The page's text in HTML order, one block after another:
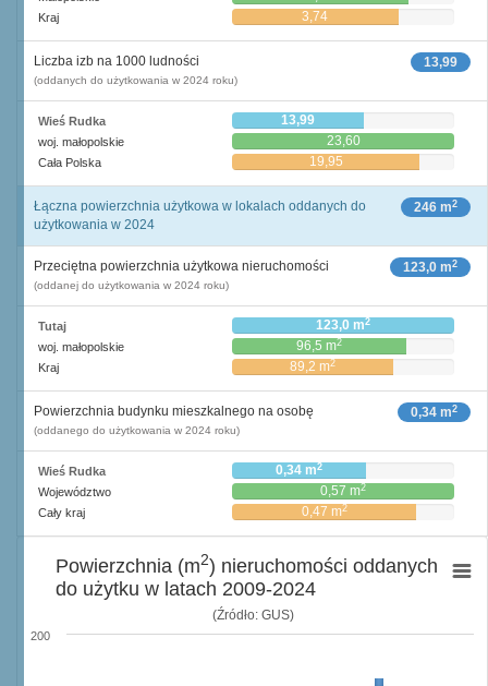
Kraj 3,74
13,99
Liczba izb na 1000 ludności
(oddanych do użytkowania w 2024 roku)
Wieś Rudka 13,99
woj. małopolskie 23,60
Cała Polska 19,95
246 m2
Łączna powierzchnia użytkowa w lokalach oddanych do
użytkowania w 2024
123,0 m2
Przeciętna powierzchnia użytkowa nieruchomości
(oddanej do użytkowania w 2024 roku)
Tutaj 123,0 m2
woj. małopolskie 96,5 m2
Kraj 89,2 m2
0,34 m2
Powierzchnia budynku mieszkalnego na osobę
(oddanego do użytkowania w 2024 roku)
Wieś Rudka 0,34 m2
Województwo 0,57 m2
Cały kraj 0,47 m2
(Źródło: GUS)
200
Powierzchnia (m2) nieruchomości oddanych
do użytku w latach 2009-2024